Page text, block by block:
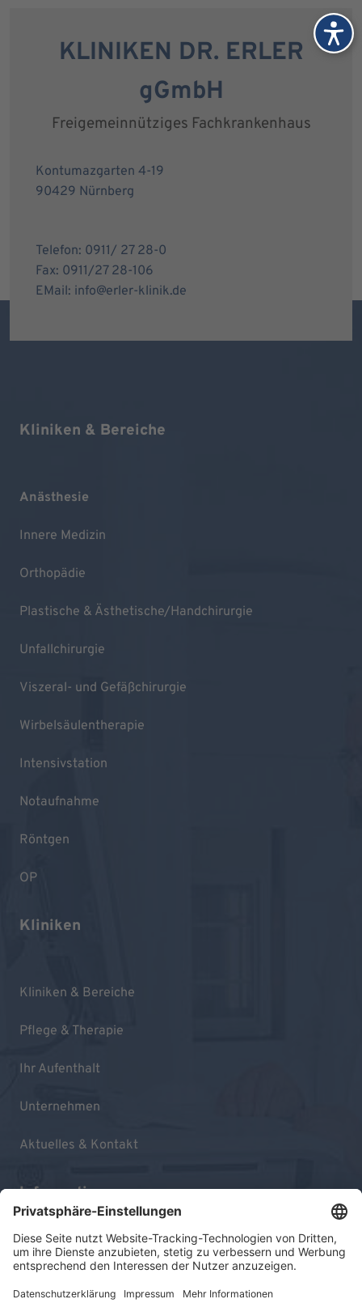
KLINIKEN DR. ERLER
gGmbH
Freigemeinnütziges Fachkrankenhaus
Kontumazgarten 4-19
90429 Nürnberg
Telefon: 0911/ 27 28-0
Fax: 0911/27 28-106
EMail: info@erler-klinik.de
Kliniken & Bereiche
Anästhesie
Innere Medizin
Orthopädie
Plastische & Ästhetische/Handchirurgie
Unfallchirurgie
Viszeral- und Gefäßchirurgie
Wirbelsäulentherapie
Intensivstation
Notaufnahme
Röntgen
OP
Kliniken
Kliniken & Bereiche
Pflege & Therapie
Ihr Aufenthalt
Unternehmen
Aktuelles & Kontakt
Informationen
Impressum
Datenschutz